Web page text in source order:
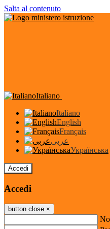
Salta al contenuto
Italiano
Italiano
English
Français
عربى
Українська
Accedi
Accedi
button close ×